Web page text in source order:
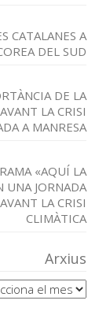
CATALANES A
DEL SUD
DE LA
LA CRISI
A MANRESA
«AQUÍ LA
UNA JORNADA
LA CRISI
CLIMÀTICA
Arxius